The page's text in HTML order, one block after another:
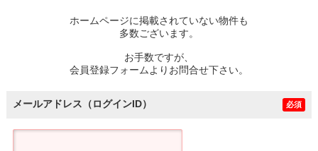
ホームページに掲載されていない物件も
多数ございます。
お手数ですが、
会員登録フォームよりお問合せ下さい。
メールアドレス（ログインID） 必須